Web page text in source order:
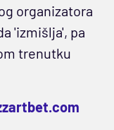
organizatora
'izmišlja', pa
trenutku